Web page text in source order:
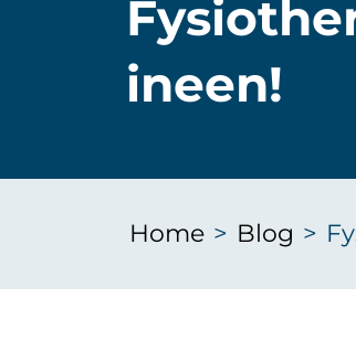
ineen!
Home > Blog >